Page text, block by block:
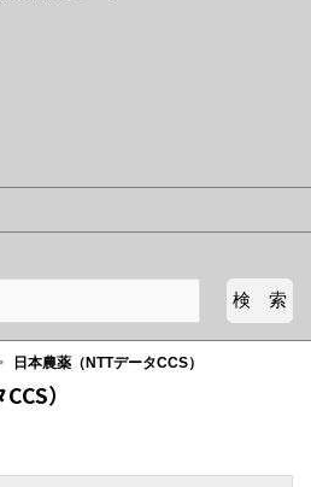
日本農薬（NTTデータCCS）
）